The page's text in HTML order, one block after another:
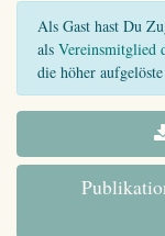
Als Gast hast Du
als Vereinsmitglied
die höher